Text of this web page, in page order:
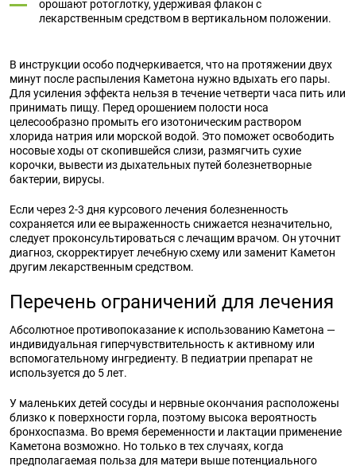
орошают ротоглотку, удерживая флакон с
лекарственным средством в вертикальном положении.
В инструкции особо подчеркивается, что на протяжении двух
минут после распыления Каметона нужно вдыхать его пары.
Для усиления эффекта нельзя в течение четверти часа пить или
принимать пищу. Перед орошением полости носа
целесообразно промыть его изотоническим раствором
хлорида натрия или морской водой. Это поможет освободить
носовые ходы от скопившейся слизи, размягчить сухие
корочки, вывести из дыхательных путей болезнетворные
бактерии, вирусы.
Если через 2-3 дня курсового лечения болезненность
сохраняется или ее выраженность снижается незначительно,
следует проконсультироваться с лечащим врачом. Он уточнит
диагноз, скорректирует лечебную схему или заменит Каметон
другим лекарственным средством.
Перечень ограничений для лечения
Абсолютное противопоказание к использованию Каметона —
индивидуальная гиперчувствительность к активному или
вспомогательному ингредиенту. В педиатрии препарат не
используется до 5 лет.
У маленьких детей сосуды и нервные окончания расположены
близко к поверхности горла, поэтому высока вероятность
бронхоспазма. Во время беременности и лактации применение
Каметона возможно. Но только в тех случаях, когда
предполагаемая польза для матери выше потенциального